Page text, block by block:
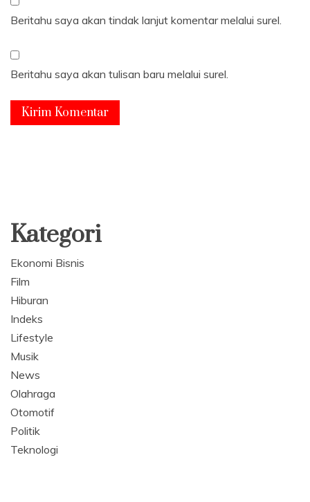
Beritahu saya akan tindak lanjut komentar melalui surel.
Beritahu saya akan tulisan baru melalui surel.
Kategori
Ekonomi Bisnis
Film
Hiburan
Indeks
Lifestyle
Musik
News
Olahraga
Otomotif
Politik
Teknologi